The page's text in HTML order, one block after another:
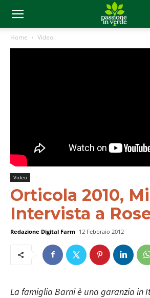
Home Video
Video
Orticola 2010,
Intervista a
Redazione Digital Farm 12 Febbraio 2012
La famiglia Barni è una garanzia in